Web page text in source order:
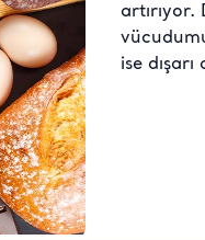
ise dışarı